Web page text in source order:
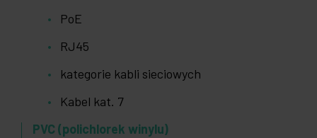
PoE
RJ45
kategorie kabli sieciowych
Kabel kat. 7
PVC (polichlorek winylu)